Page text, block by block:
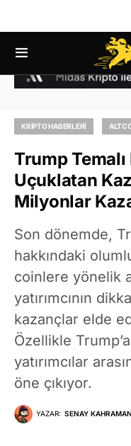
KRIPTO HABERLERI
Trump
Uçuklatan
Milyonlar
Son dönemde,
hakkındaki
coinlere yönelik
yatırımcının
kazançlar elde
Özellikle
yatırımcılar
öne çıkıyor.
YAZAR: SENAY KAHRAMAN